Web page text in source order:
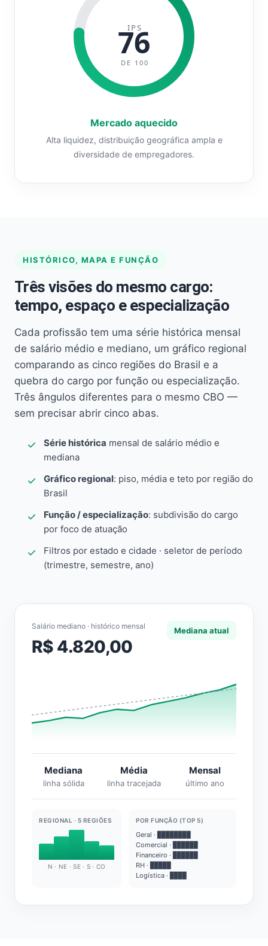
IPS
76
DE 100
Mercado aquecido
Alta liquidez, distribuição geográfica ampla e
diversidade de empregadores.
HISTÓRICO, MAPA E FUNÇÃO
Três visões do mesmo cargo:
tempo, espaço e especialização
Cada profissão tem uma série histórica mensal
de salário médio e mediano, um gráfico regional
comparando as cinco regiões do Brasil e a
quebra do cargo por função ou especialização.
Três ângulos diferentes para o mesmo CBO —
sem precisar abrir cinco abas.
Série histórica mensal de salário médio e
mediana
Gráfico regional: piso, média e teto por região do
Brasil
Função / especialização: subdivisão do cargo
por foco de atuação
Filtros por estado e cidade · seletor de período
(trimestre, semestre, ano)
Salário mediano · histórico mensal
R$ 4.820,00
Mediana atual
Mediana
linha sólida
Média
linha tracejada
Mensal
último ano
REGIONAL · 5 REGIÕES
N · NE · SE · S · CO
POR FUNÇÃO (TOP 5)
Geral · ████████
Comercial · ██████
Financeiro · ██████
RH · █████
Logística · ████